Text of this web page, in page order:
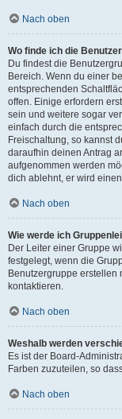
Nach oben
Wo finde ich die
Du findest die
Bereich. Wenn du einer
entsprechenden
offen. Einige erfordern
sein und weitere sogar
einfach durch die
Freischaltung, so kannst
daraufhin deinen Antrag
aufgenommen werden
dich ablehnt, er wird
Nach oben
Wie werde ich
Der Leiter einer Gruppe
festgelegt, wenn die
Benutzergruppe erstellen
kontaktieren.
Nach oben
Weshalb werden
Es ist der Board-
Farben zuzuteilen, so
Nach oben